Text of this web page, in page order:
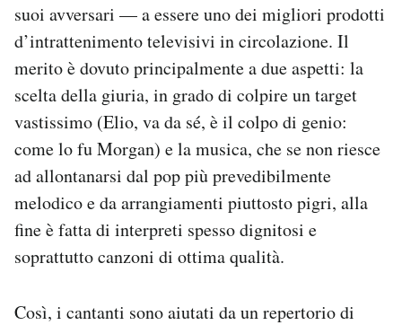
SHOP
CALENDARIO
AREA PERSONALE
Newsletter
Notifiche mobile
Regala il Post
Esci
suoi avversari — a essere uno dei migliori prodotti
d’intrattenimento televisivi in circolazione. Il
merito è dovuto principalmente a due aspetti: la
scelta della giuria, in grado di colpire un target
vastissimo (Elio, va da sé, è il colpo di genio:
come lo fu Morgan) e la musica, che se non riesce
ad allontanarsi dal pop più prevedibilmente
melodico e da arrangiamenti piuttosto pigri, alla
fine è fatta di interpreti spesso dignitosi e
soprattutto canzoni di ottima qualità.
Così, i cantanti sono aiutati da un repertorio di